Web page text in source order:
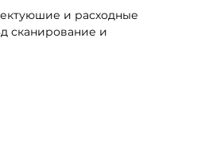
и расходные
сканирование и